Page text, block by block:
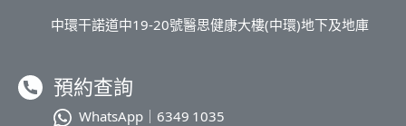
中環干諾道中19-20號醫思健康大樓(中環)地下及地庫
預約查詢
WhatsApp｜ 6349 1035